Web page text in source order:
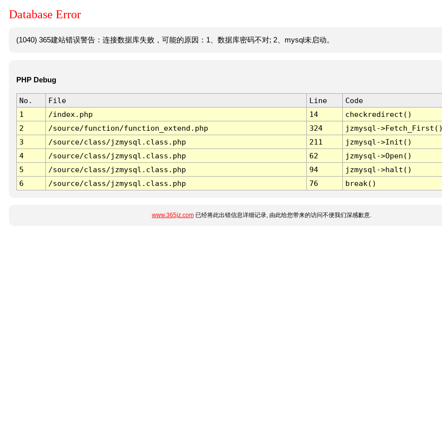
Database Error
(1040) 365建站错误警告：连接数据库失败，可能的原因：1、数据库密码不对; 2、mysql未启动。
PHP Debug
No. File Line
Code
1
/index.php 14
checkredirect()
2
/source/function/function_extend.php 324
jzmysql-
3
/source/class/jzmysql.class.php 211
jzmysql->Init()
4
/source/class/jzmysql.class.php 62
jzmysql->Open()
5
/source/class/jzmysql.class.php 94
jzmysql->halt()
6
/source/class/jzmysql.class.php 76 break()
www.365jz.com已经将此出错信息详细记录, 由此给您带来的访问不便我们深感歉意.